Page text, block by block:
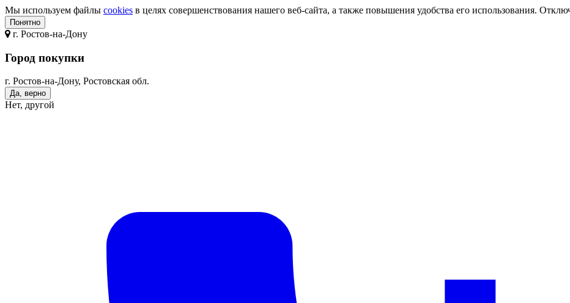
Мы используем файлы cookies в целях совершенствования нашего веб-сайта, а также повышения удобства его использования.
Понятно
г. Ростов-на-Дону
Город покупки
г. Ростов-на-Дону, Ростовская обл.
Да, верно
Нет, другой